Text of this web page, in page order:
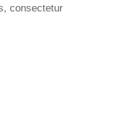
consectetur